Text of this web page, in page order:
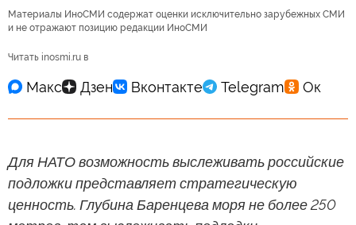
Материалы ИноСМИ содержат оценки исключительно зарубежных СМИ
и не отражают позицию редакции ИноСМИ
Читать inosmi.ru в
Для НАТО возможность выслеживать российские
подложки представляет стратегическую
ценность. Глубина Баренцева моря не более 250